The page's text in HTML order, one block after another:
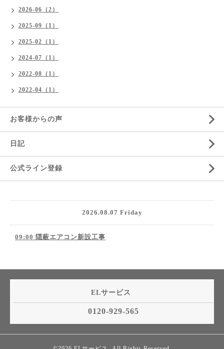
2026-06（2）
2025-09（1）
2025-02（1）
2024-07（1）
2022-08（1）
2022-04（1）
お客様からの声
日記
公式ライン登録
2026.08.07 Friday
09:00 隠蔽エアコン新設工事
ELサービス
0120-929-565